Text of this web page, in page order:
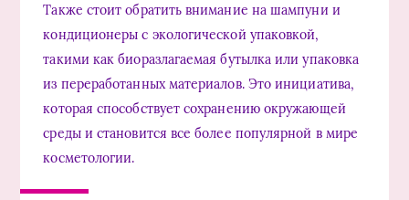
Также стоит обратить внимание на шампуни и
кондиционеры с экологической упаковкой,
такими как биоразлагаемая бутылка или упаковка
из переработанных материалов. Это инициатива,
которая способствует сохранению окружающей
среды и становится все более популярной в мире
косметологии.